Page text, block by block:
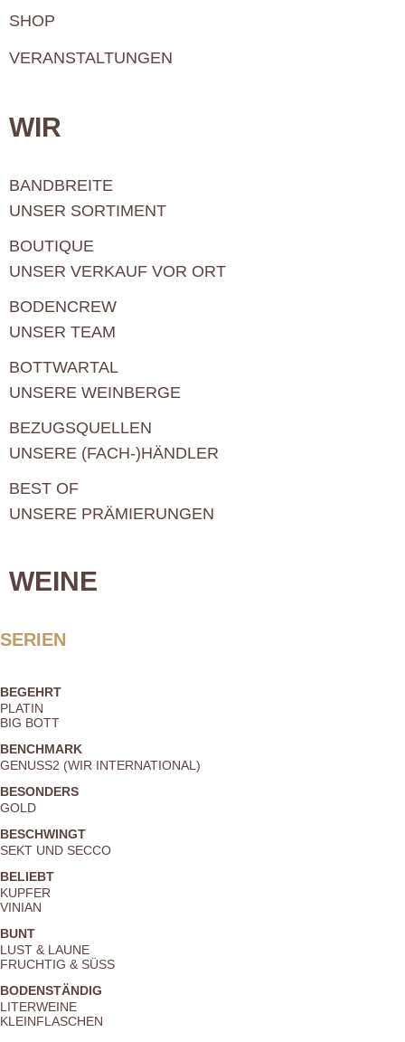
SHOP
VERANSTALTUNGEN
WIR
BANDBREITE
UNSER SORTIMENT
BOUTIQUE
UNSER VERKAUF VOR ORT
BODENCREW
UNSER TEAM
BOTTWARTAL
UNSERE WEINBERGE
BEZUGSQUELLEN
UNSERE (FACH-)HÄNDLER
BEST OF
UNSERE PRÄMIERUNGEN
WEINE
SERIEN
BEGEHRT
PLATIN
BIG BOTT
BENCHMARK
GENUSS2 (WIR INTERNATIONAL)
BESONDERS
GOLD
BESCHWINGT
SEKT UND SECCO
BELIEBT
KUPFER
VINIAN
BUNT
LUST & LAUNE
FRUCHTIG & SÜSS
BODENSTÄNDIG
LITERWEINE
KLEINFLASCHEN